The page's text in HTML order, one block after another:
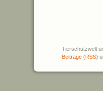
Tierschutzwelt
Beiträge (RSS)